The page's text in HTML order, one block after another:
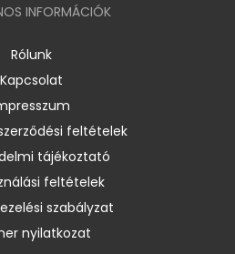
INFORMÁCIÓK
Rólunk
Kapcsolat
feltételek
tájékoztató
feltételek
szabályzat
nyilatkozat